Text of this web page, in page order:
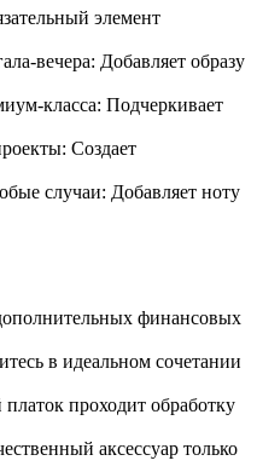
элемент
вечера: Добавляет образу
класса: Подчеркивает
Создает
случаи: Добавляет ноту
финансовых
в идеальном сочетании
проходит обработку
аксессуар только